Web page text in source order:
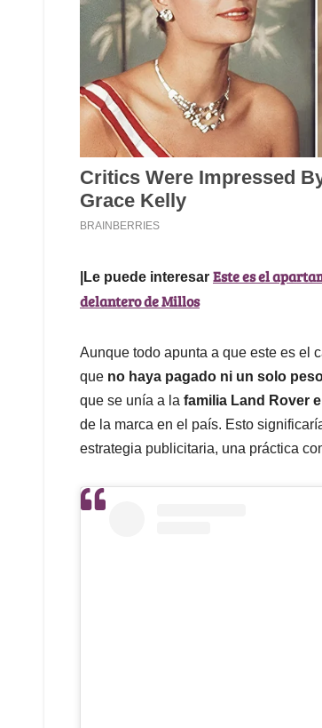
|Le puede interesar Este es el
delantero de Millos
Aunque todo apunta a que este es el
que no haya pagado ni un solo
que se unía a la familia Land Rover
de la marca en el país. Esto
estrategia publicitaria, una práctica